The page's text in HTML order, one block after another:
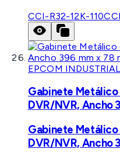
CCI-R32-12K-110
EPCOM INDUSTRIAL
Gabinete
DVR/NVR, Ancho
Gabinete
DVR/NVR, Ancho